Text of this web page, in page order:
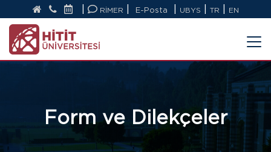
RİMER E-Posta UBYS TR EN
Form ve Dilekçeler